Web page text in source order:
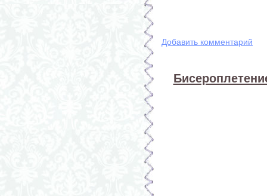
Добавить комментарий